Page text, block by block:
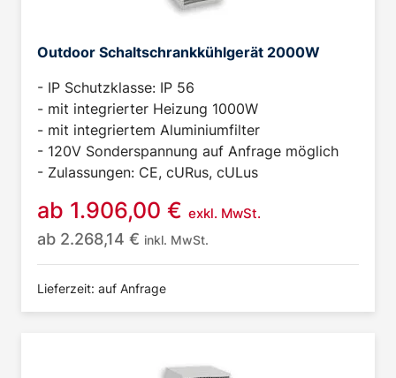
Outdoor Schaltschrankkühlgerät 2000W
- IP Schutzklasse: IP 56
- mit integrierter Heizung 1000W
- mit integriertem Aluminiumfilter
- 120V Sonderspannung auf Anfrage möglich
- Zulassungen: CE, cURus, cULus
ab 1.906,00 € exkl. MwSt.
ab 2.268,14 € inkl. MwSt.
Lieferzeit: auf Anfrage